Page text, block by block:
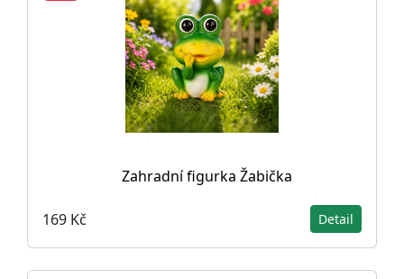
Zahradní figurka Žabička
169 Kč Detail